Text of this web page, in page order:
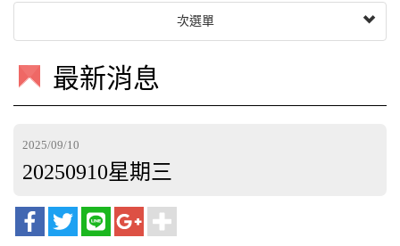
次選單
最新消息
2025/09/10
20250910星期三